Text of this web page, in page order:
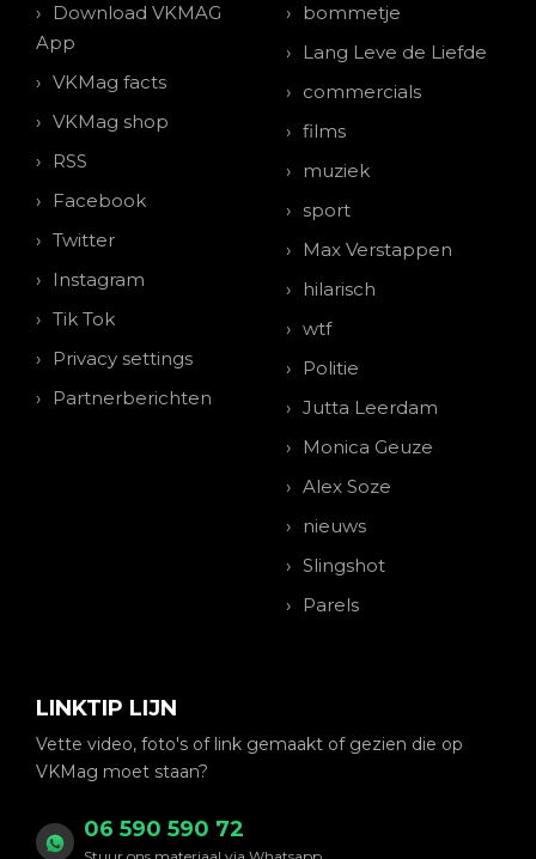
Download VKMAG
App
VKMag facts
VKMag shop
RSS
Facebook
Twitter
Instagram
Tik Tok
Privacy settings
Partnerberichten
bommetje
Lang Leve de Liefde
commercials
films
muziek
sport
Max Verstappen
hilarisch
wtf
Politie
Jutta Leerdam
Monica Geuze
Alex Soze
nieuws
Slingshot
Parels
LINKTIP LIJN
Vette video, foto's of link gemaakt of gezien die op
VKMag moet staan?
06 590 590 72